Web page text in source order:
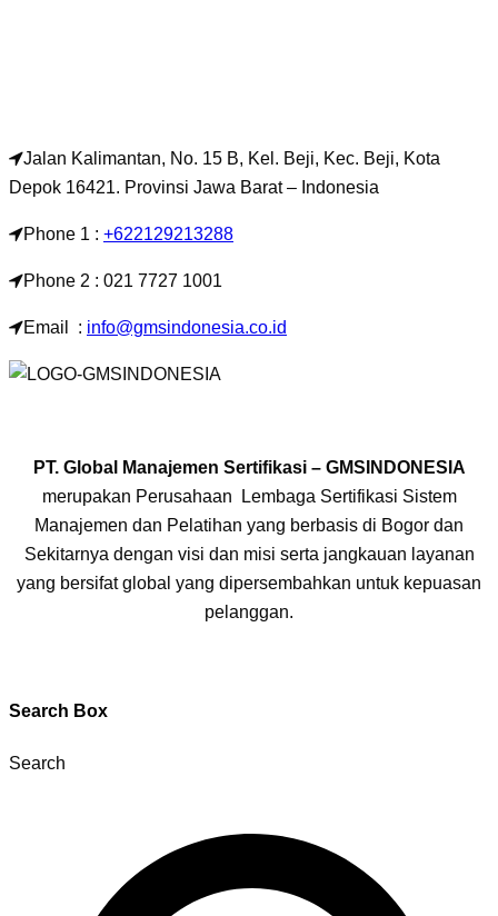
Jalan Kalimantan, No. 15 B, Kel. Beji, Kec. Beji, Kota
Depok 16421. Provinsi Jawa Barat – Indonesia
Phone 1 : +622129213288
Phone 2 : 021 7727 1001
Email : info@gmsindonesia.co.id
PT. Global Manajemen Sertifikasi – GMSINDONESIA
merupakan Perusahaan Lembaga Sertifikasi Sistem
Manajemen dan Pelatihan yang berbasis di Bogor dan
Sekitarnya dengan visi dan misi serta jangkauan layanan
yang bersifat global yang dipersembahkan untuk kepuasan
pelanggan.
Search Box
Search